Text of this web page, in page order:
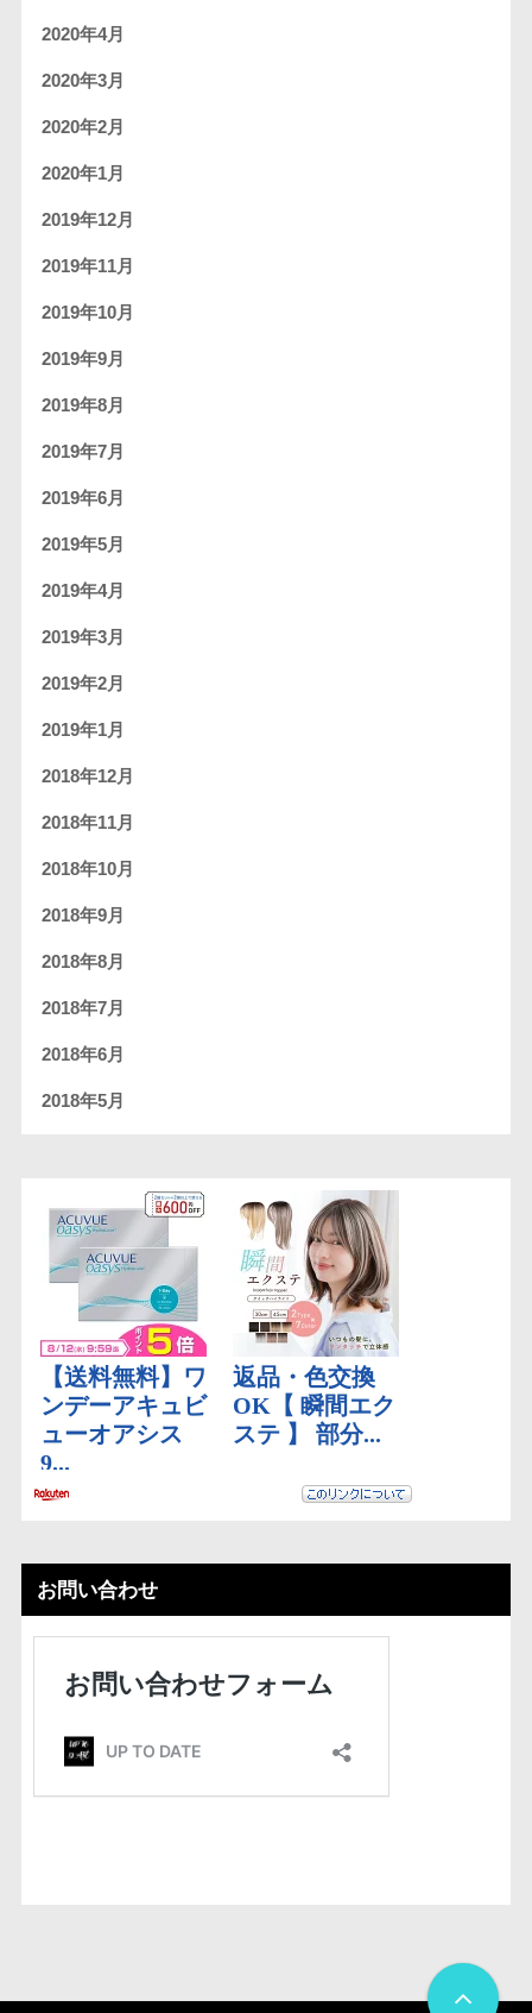
2020年4月
2020年3月
2020年2月
2020年1月
2019年12月
2019年11月
2019年10月
2019年9月
2019年8月
2019年7月
2019年6月
2019年5月
2019年4月
2019年3月
2019年2月
2019年1月
2018年12月
2018年11月
2018年10月
2018年9月
2018年8月
2018年7月
2018年6月
2018年5月
お問い合わせ